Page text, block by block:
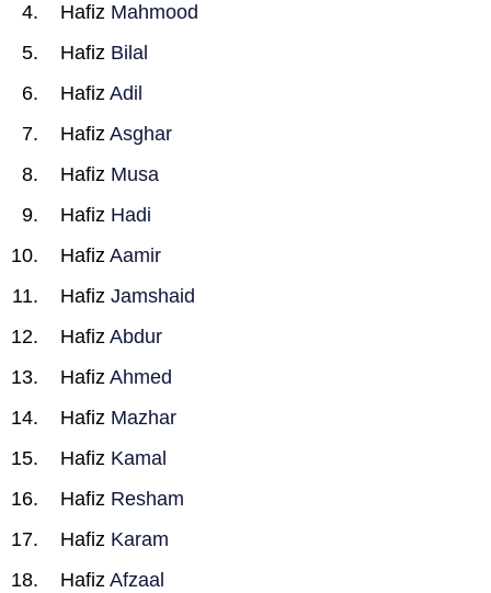
Hafiz Mahmood
Hafiz Bilal
Hafiz Adil
Hafiz Asghar
Hafiz Musa
Hafiz Hadi
Hafiz Aamir
Hafiz Jamshaid
Hafiz Abdur
Hafiz Ahmed
Hafiz Mazhar
Hafiz Kamal
Hafiz Resham
Hafiz Karam
Hafiz Afzaal